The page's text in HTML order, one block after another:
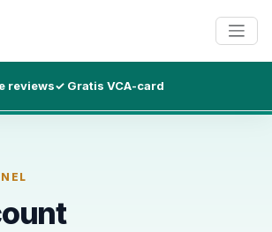
reviews✓ Gratis VCA-card